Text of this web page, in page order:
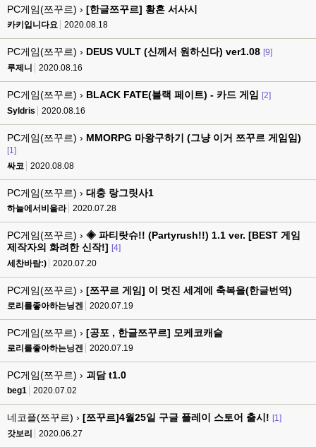
PC게임(쯔꾸르) › [한글쯔꾸르] 황혼 서사시
카키입니다요 2020.08.18
PC게임(쯔꾸르) › DEUS VULT (신께서 원하신다) ver1.08 [9]
루제니
2020.08.16
PC게임(쯔꾸르) › BLACK FATE(블랙 페이트) - 카드 게임 [2]
Syldris
2020.08.16
PC게임(쯔꾸르) › MMORPG 마왕구하기 (그냥 이거 쯔꾸르 게임임)
[1]
싸코
2020.08.08
PC게임(쯔꾸르) › 대충 랑그릿사1
하늘에서비올라 2020.07.28
PC게임(쯔꾸르) › ◈ 파티랏슈!! (Partyrush!!) 1.1 ver. [BEST 게임
제작자의 화려한 신작!] [4]
세찬바람:)
2020.07.20
PC게임(쯔꾸르) › [쯔꾸르 게임] 이 멋진 세계에 축복을(한글번역)
로리를좋아하는닝겐 2020.07.19
PC게임(쯔꾸르) › [공포 , 한글쯔꾸르] 모케코캐슬
로리를좋아하는닝겐 2020.07.19
PC게임(쯔꾸르) › 괴담 t1.0
beg1 2020.07.02
네코플(쯔꾸르) › [쯔꾸르]4월25일 구글 플레이 스토어 출시! [1]
갓보리
2020.06.27